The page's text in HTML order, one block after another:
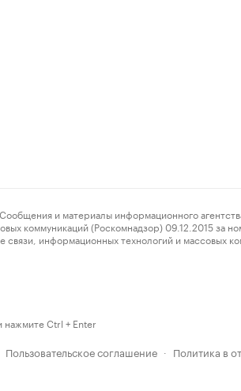
и материалы информационного агентства
коммуникаций (Роскомнадзор) 09.12.2015
информационных технологий и
нажмите Ctrl + Enter
Пользовательское соглашение · Политика в